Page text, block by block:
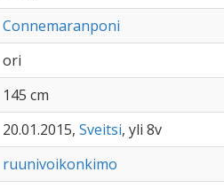
Connemaranponi
ori
145 cm
20.01.2015, Sveitsi, yli 8v
ruunivoikonkimo